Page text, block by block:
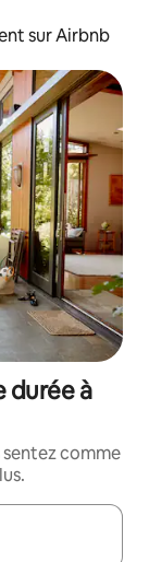
sur Airbnb
durée à
comme
vers le